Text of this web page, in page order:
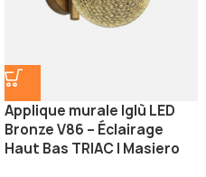
Applique murale Iglù LED
Bronze V86 – Éclairage
Haut Bas TRIAC | Masiero